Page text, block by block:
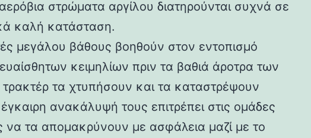
στρώματα αργίλου διατηρούνται συχνά σε
καλή κατάσταση.
μεγάλου βάθους βοηθούν στον εντοπισμό
κειμηλίων πριν τα βαθιά άροτρα των
τα χτυπήσουν και τα καταστρέψουν
ανακάλυψή τους επιτρέπει στις ομάδες
να τα απομακρύνουν με ασφάλεια μαζί με το